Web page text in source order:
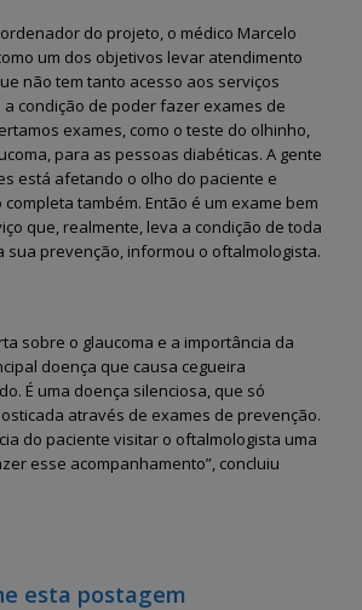
do projeto, o médico Marcelo
um dos objetivos levar atendimento
não tem tanto acesso aos serviços
a condição de poder fazer exames de
exames, como o teste do olhinho,
para as pessoas diabéticas. A gente
está afetando o olho do paciente e
também. Então é um exame bem
que, realmente, leva a condição de toda
sua prevenção, informou o oftalmologista.
sobre o glaucoma e a importância da
doença que causa cegueira
É uma doença silenciosa, que só
através de exames de prevenção.
do paciente visitar o oftalmologista uma
esse acompanhamento”, concluiu
esta postagem
dos
da
dos
especial
turistas
educação ambiental
28 de maio de 2026
Fernando de Noronha
realiza II Festival
Cultural e Artístico
foco em literatura, arte e
sustentabilidade
26 de maio de 2026
25 de maio de 2026